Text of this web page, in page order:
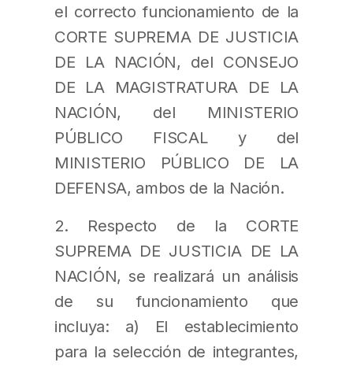
el correcto funcionamiento de la
CORTE SUPREMA DE JUSTICIA
DE LA NACIÓN, del CONSEJO
DE LA MAGISTRATURA DE LA
NACIÓN, del MINISTERIO
PÚBLICO FISCAL y del
MINISTERIO PÚBLICO DE LA
DEFENSA, ambos de la Nación.
2. Respecto de la CORTE
SUPREMA DE JUSTICIA DE LA
NACIÓN, se realizará un análisis
de su funcionamiento que
incluya: a) El establecimiento
para la selección de integrantes,